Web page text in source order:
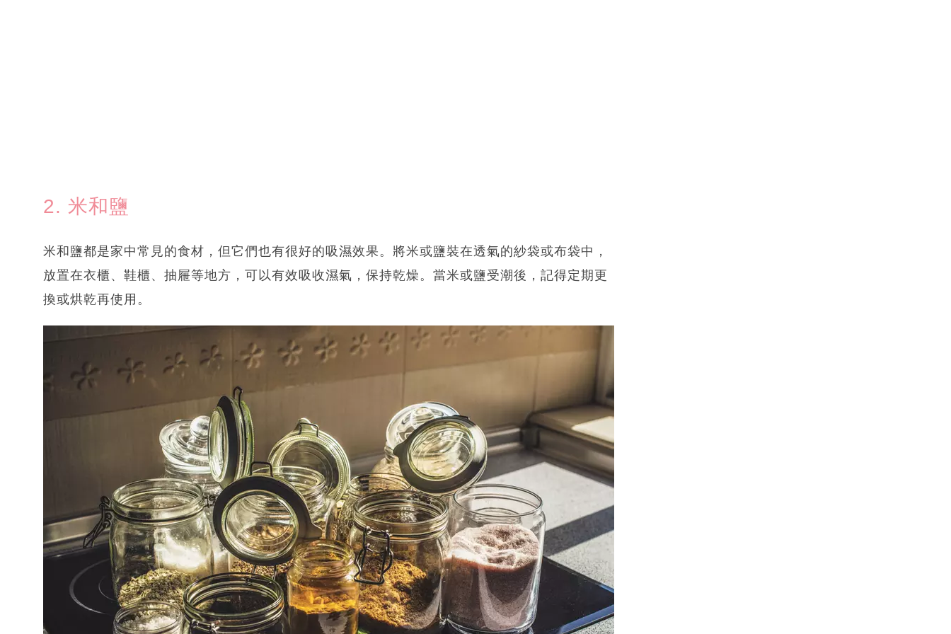
2. 米和鹽
米和鹽都是家中常見的食材，但它們也有很好的吸濕效果。將米或鹽裝在透氣的紗袋或布袋中，
放置在衣櫃、鞋櫃、抽屜等地方，可以有效吸收濕氣，保持乾燥。當米或鹽受潮後，記得定期更
換或烘乾再使用。